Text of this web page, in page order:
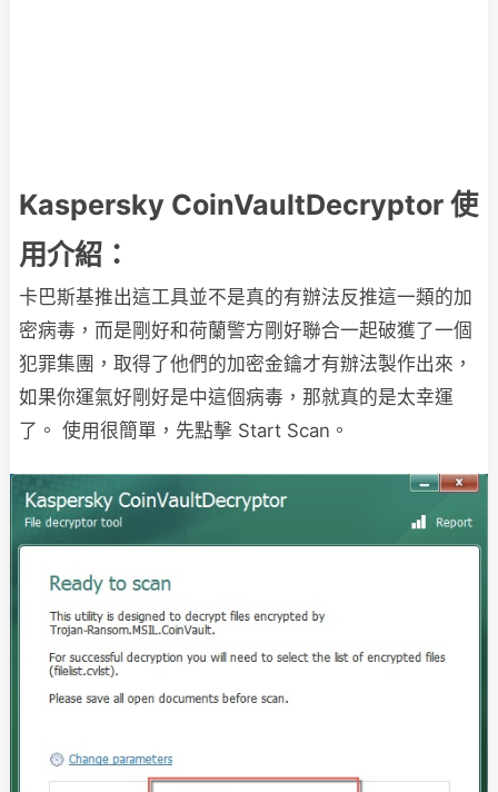
Kaspersky CoinVaultDecryptor 使
用介紹：
卡巴斯基推出這工具並不是真的有辦法反推這一類的加
密病毒，而是剛好和荷蘭警方剛好聯合一起破獲了一個
犯罪集團，取得了他們的加密金鑰才有辦法製作出來，
如果你運氣好剛好是中這個病毒，那就真的是太幸運
了。 使用很簡單，先點擊 Start Scan。